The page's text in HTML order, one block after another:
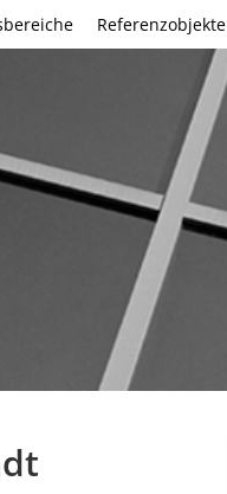
Referenzobjekte